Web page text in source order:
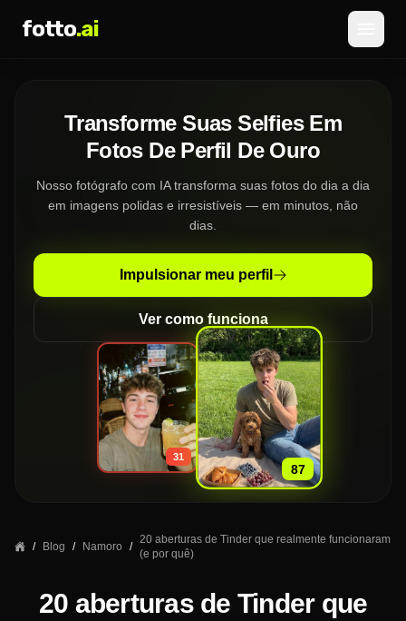
fotto.ai
INICIAR SESSÃO REGISTAR
Transforme Suas Selfies Em
Fotos De Perfil De Ouro
Nosso fotógrafo com IA transforma suas fotos do dia a dia
em imagens polidas e irresistíveis — em minutos, não
dias.
Impulsionar meu perfil
Ver como funciona
31
»
87
/ Blog / Namoro /
20 aberturas de Tinder que realmente funcionaram
(e por quê)
20 aberturas de Tinder que